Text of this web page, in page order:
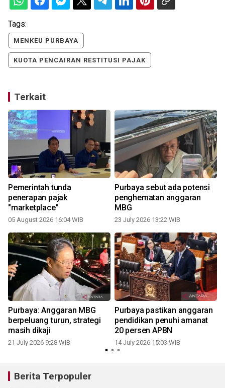
Tags:
MENKEU PURBAYA
KUOTA PENCAIRAN RESTITUSI PAJAK
Terkait
Pemerintah tunda
penerapan pajak
"marketplace"
05 August 2026 16:04 WIB
Purbaya sebut ada potensi
penghematan anggaran
MBG
23 July 2026 13:22 WIB
Purbaya: Anggaran MBG
berpeluang turun, strategi
masih dikaji
21 July 2026 9:28 WIB
Purbaya pastikan anggaran
pendidikan penuhi amanat
20 persen APBN
14 July 2026 15:03 WIB
Berita Terpopuler